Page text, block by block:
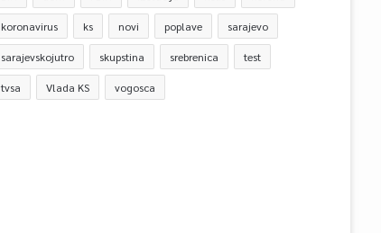
koronavirus ks novi poplave sarajevo
sarajevskojutro skupstina srebrenica test
tvsa Vlada KS vogosca